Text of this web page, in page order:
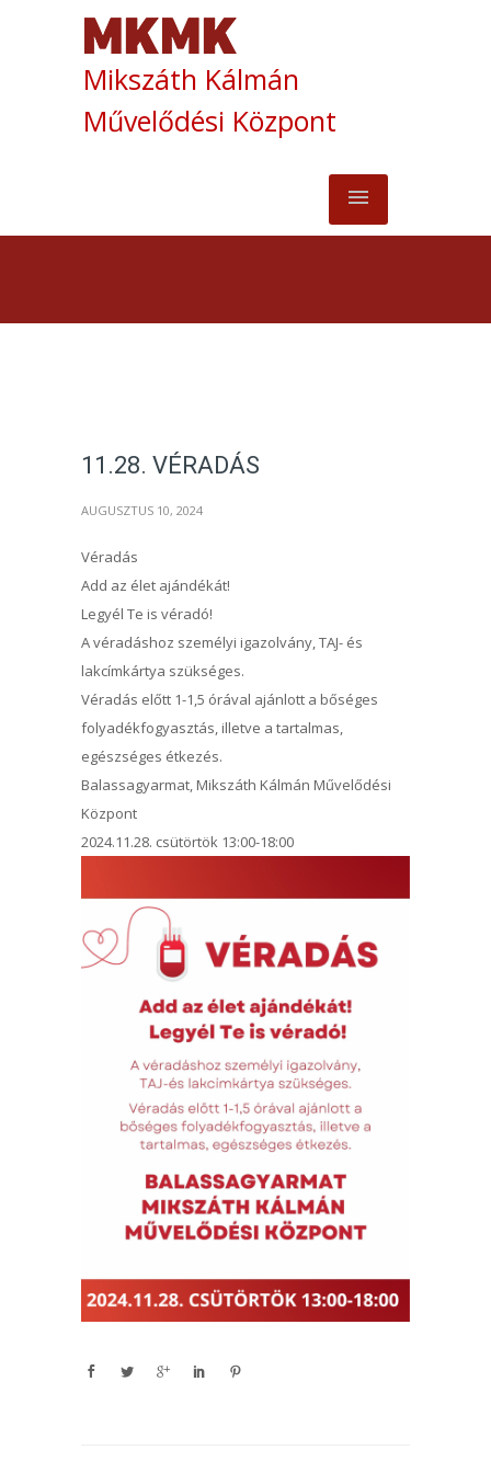
Mikszáth Kálmán
Művelődési Központ
11.28. VÉRADÁS
AUGUSZTUS 10, 2024
Véradás
Add az élet ajándékát!
Legyél Te is véradó!
A véradáshoz személyi igazolvány, TAJ- és
lakcímkártya szükséges.
Véradás előtt 1-1,5 órával ajánlott a bőséges
folyadékfogyasztás, illetve a tartalmas,
egészséges étkezés.
Balassagyarmat, Mikszáth Kálmán Művelődési
Központ
2024.11.28. csütörtök 13:00-18:00